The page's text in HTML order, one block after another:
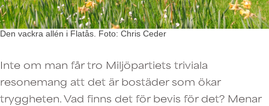
Den vackra allén i Flatås. Foto: Chris Ceder
Inte om man får tro Miljöpartiets triviala
resonemang att det är bostäder som ökar
tryggheten. Vad finns det för bevis för det? Menar